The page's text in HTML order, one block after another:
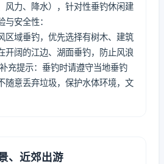
风力、降水），针对性垂钓休闲建
安全性：
区域垂钓，优先选择有树木、建筑
开阔的江边、湖面垂钓，防止风浪
充提示：垂钓时请遵守当地垂钓
随意丢弃垃圾，保护水体环境，文
、近郊出游